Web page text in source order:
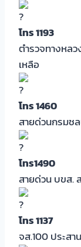
โทร 1193
ตำรวจทางหล
เหลือ
โทร 1460
สายด่วนกรมช
โทร1490
สายด่วน บขส.
โทร 1137
จส.100 ประสา